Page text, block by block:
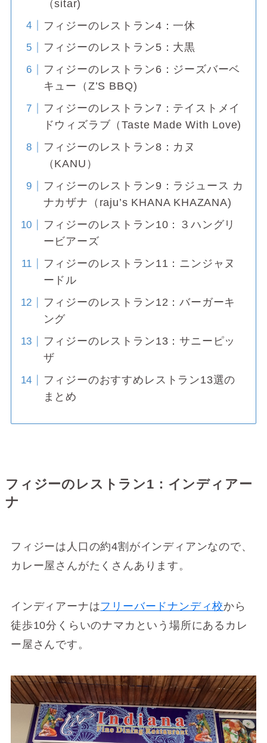
（sitar)
フィジーのレストラン4：一休
フィジーのレストラン5：大黒
フィジーのレストラン6：ジーズバーベ
キュー（Z’S BBQ)
フィジーのレストラン7：テイストメイ
ドウィズラブ（Taste Made With Love)
フィジーのレストラン8：カヌ
（KANU）
フィジーのレストラン9：ラジュース カ
ナカザナ（raju’s KHANA KHAZANA)
フィジーのレストラン10：３ハングリ
ービアーズ
フィジーのレストラン11：ニンジャヌ
ードル
フィジーのレストラン12：バーガーキ
ング
フィジーのレストラン13：サニーピッ
ザ
フィジーのおすすめレストラン13選の
まとめ
フィジーのレストラン1：インディアー
ナ
フィジーは人口の約4割がインディアンなので、
カレー屋さんがたくさんあります。
インディアーナはフリーバードナンディ校から
徒歩10分くらいのナマカという場所にあるカレ
ー屋さんです。